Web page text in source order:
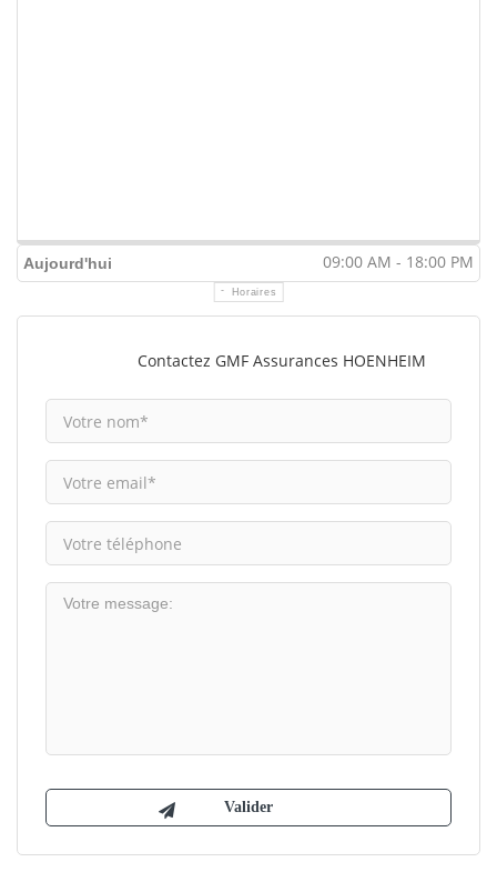
Aujourd'hui 09:00 AM - 18:00 PM
Horaires
Contactez GMF Assurances HOENHEIM